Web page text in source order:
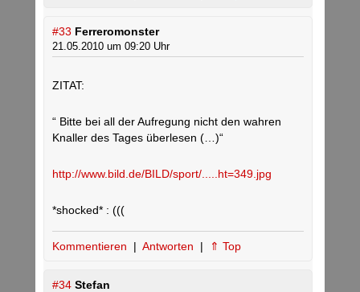
#33 Ferreromonster
21.05.2010 um 09:20 Uhr
ZITAT:
“ Bitte bei all der Aufregung nicht den wahren
Knaller des Tages überlesen (…)“
http://www.bild.de/BILD/sport/.....ht=349.jpg
*shocked* : (((
Kommentieren | Antworten | ⇑ Top
#34 Stefan